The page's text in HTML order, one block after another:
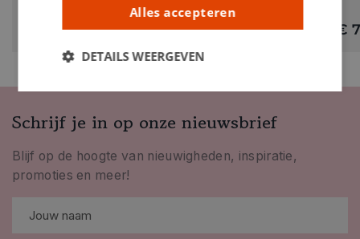
€ 1,75 €
Schrijf je in op onze nieuwsbrief
Blijf op de hoogte van nieuwigheden, inspiratie,
promoties en meer!
Alles accepteren
DETAILS WEERGEVEN